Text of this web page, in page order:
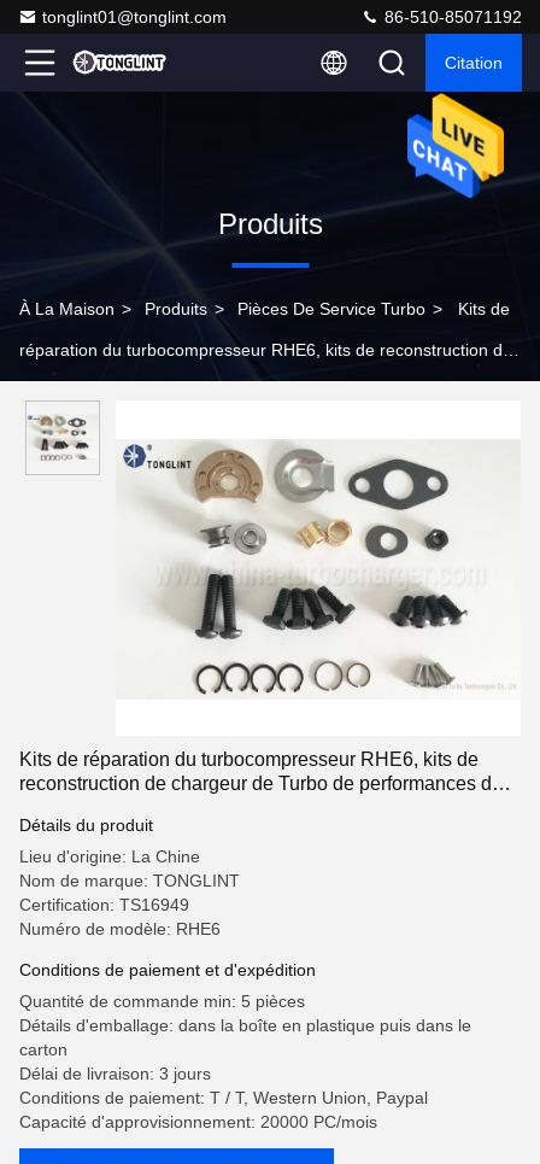
tonglint01@tonglint.com 86-510-85071192
Citation
Produits
À La Maison > Produits > Pièces De Service Turbo > Kits de
réparation du turbocompresseur RHE6, kits de reconstruction de
Kits de réparation du turbocompresseur RHE6, kits de
reconstruction de chargeur de Turbo de performances de
Détails du produit
Lieu d'origine: La Chine
Nom de marque: TONGLINT
Certification: TS16949
Numéro de modèle: RHE6
Conditions de paiement et d'expédition
Quantité de commande min: 5 pièces
Détails d'emballage: dans la boîte en plastique puis dans le
carton
Délai de livraison: 3 jours
Conditions de paiement: T / T, Western Union, Paypal
Capacité d'approvisionnement: 20000 PC/mois